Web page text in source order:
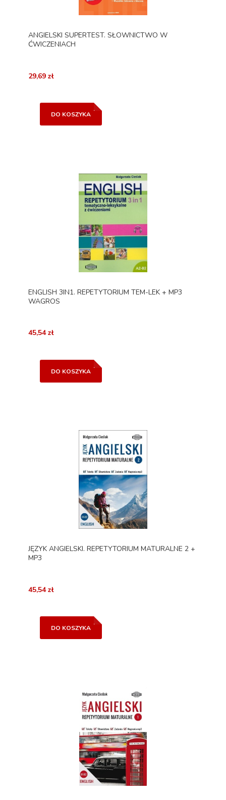
ANGIELSKI SUPERTEST. SŁOWNICTWO W
ĆWICZENIACH
29,69 zł
DO KOSZYKA
ENGLISH 3IN1. REPETYTORIUM TEM-LEK + MP3
WAGROS
45,54 zł
DO KOSZYKA
JĘZYK ANGIELSKI. REPETYTORIUM MATURALNE 2 +
MP3
45,54 zł
DO KOSZYKA